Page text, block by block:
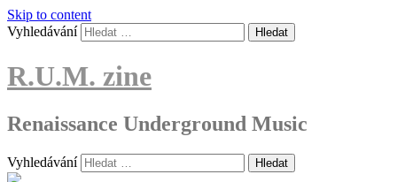
Skip to content
Vyhledávání
R.U.M. zine
Renaissance Underground Music
Vyhledávání